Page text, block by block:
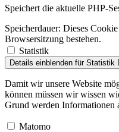
Speichert die aktuelle PHP-
Speicherdauer: Dieses
Browsersitzung bestehen.
Statistik
Details einblenden für Statistik
Damit wir unsere Website
können müssen wir wissen
Grund werden Informationen
Matomo